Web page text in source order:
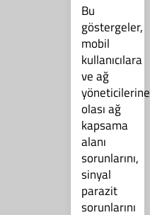
Bu
göstergeler,
mobil
kullanıcılara
ve ağ
yöneticilerine
olası ağ
kapsama
alanı
sorunlarını,
sinyal
parazit
sorunlarını